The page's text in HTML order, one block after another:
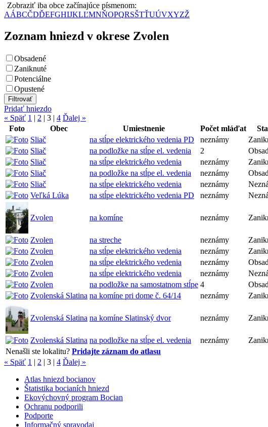
Zobraziť iba obce začínajúce písmenom:
AÁBCČDĎEFGHIJKLĽMNŇOPQRSŠTŤUÚVXYZŽ
Zoznam hniezd v okrese Zvolen
Obsadené
Zaniknuté
Potenciálne
Opustené
Pridať hniezdo
« Späť 1 | 2 | 3 | 4 Ďalej »
Foto
Obec Umiestnenie Počet mláďat
Sliač
na stĺpe elektrického vedenia PD neznámy
Sliač
na podložke na stĺpe el. vedenia 2
Sliač
na stĺpe elektrického vedenia neznámy
Sliač
na podložke na stĺpe el. vedenia neznámy
Sliač
na stĺpe elektrického vedenia neznámy
Veľká Lúka
na stĺpe elektrického vedenia PD neznámy
Zvolen na komíne neznámy
Zvolen na streche neznámy
Zvolen
na stĺpe elektrického vedenia neznámy
Zvolen
na stĺpe elektrického vedenia neznámy
Zvolen
na stĺpe elektrického vedenia neznámy
Zvolen
na podložke na samostatnom stĺpe 4
Zvolenská Slatina na komíne pri dome č. 64/14 neznámy
Zvolenská Slatina na komíne Slatinský dvor neznámy
Zvolenská Slatina na podložke na stĺpe el. vedenia neznámy
Nenašli ste lokalitu? Pridajte záznam do atlasu
« Späť 1 | 2 | 3 | 4 Ďalej »
Atlas hniezd bocianov
Štatistika bocianích hniezd
Ekovýchovný program Bocian
Ochranu podporili
Podporte
Informačný spravodaj